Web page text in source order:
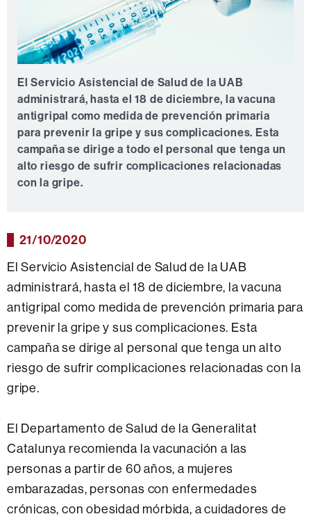
El Servicio Asistencial de Salud de la UAB
administrará, hasta el 18 de diciembre, la vacuna
antigripal como medida de prevención primaria
para prevenir la gripe y sus complicaciones. Esta
campaña se dirige a todo el personal que tenga un
alto riesgo de sufrir complicaciones relacionadas
con la gripe.
21/10/2020
El Servicio Asistencial de Salud de la UAB
administrará, hasta el 18 de diciembre, la vacuna
antigripal como medida de prevención primaria para
prevenir la gripe y sus complicaciones. Esta
campaña se dirige al personal que tenga un alto
riesgo de sufrir complicaciones relacionadas con la
gripe.
El Departamento de Salud de la Generalitat
Catalunya recomienda la vacunación a las
personas a partir de 60 años, a mujeres
embarazadas, personas con enfermedades
crónicas, con obesidad mórbida, a cuidadores de